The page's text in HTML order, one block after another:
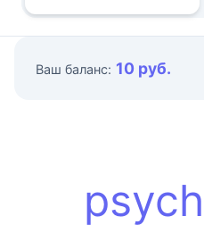
Ваш баланс: 10 руб.